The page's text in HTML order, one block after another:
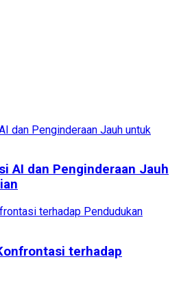
AI dan Penginderaan Jauh
terhadap